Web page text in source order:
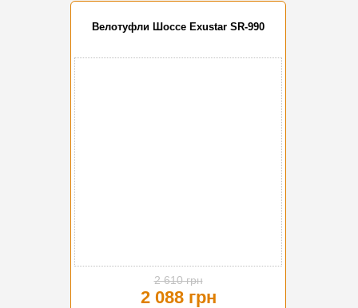
Велотуфли Шоссе Exustar SR-990
2 610 грн
2 088 грн